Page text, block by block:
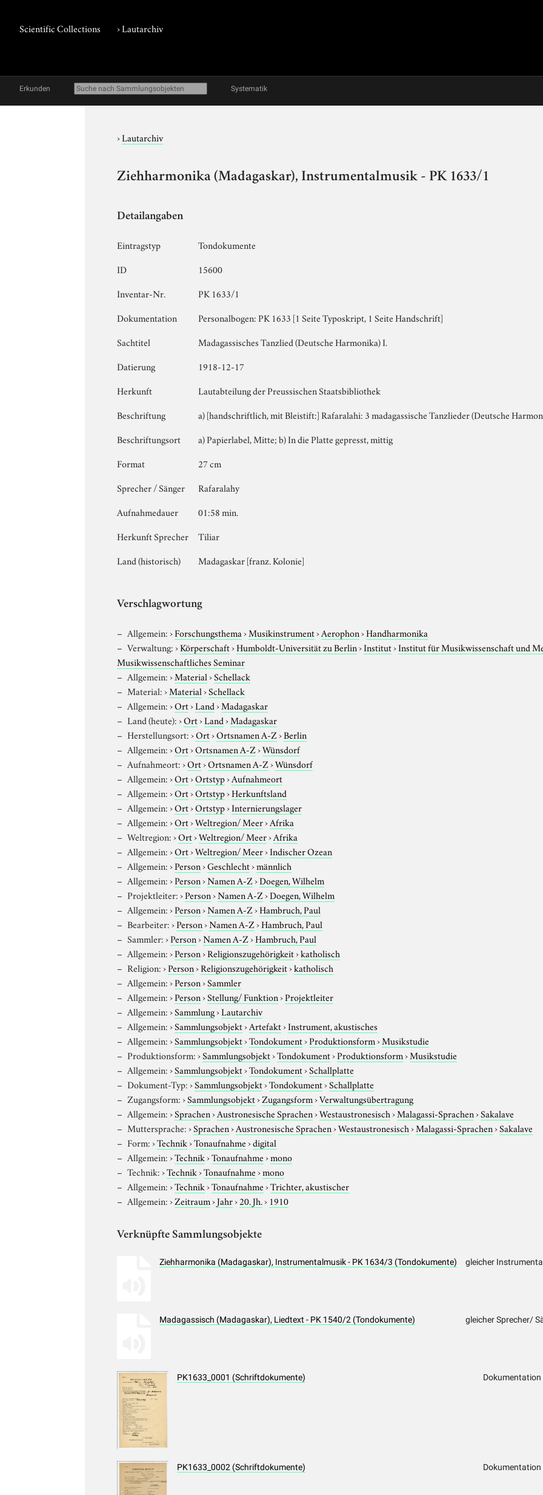
Scientific Collections ›Lautarchiv
Erkunden Systematik
›Lautarchiv
Ziehharmonika (Madagaskar), Instrumentalmusik - PK 1633/1
Detailangaben
Eintragstyp
Tondokumente
ID
15600
Inventar-Nr.
PK 1633/1
Dokumentation
Personalbogen: PK 1633 [1 Seite Typoskript, 1 Seite Handschrift]
Sachtitel
Madagassisches Tanzlied (Deutsche Harmonika) I.
Datierung
1918-12-17
Herkunft
Lautabteilung der Preussischen Staatsbibliothek
Beschriftung
a) [handschriftlich, mit Bleistift:] Rafaralahi: 3 madagassische Tanzlieder (Deutsche
Beschriftungsort
a) Papierlabel, Mitte; b) In die Platte gepresst, mittig
Format
27 cm
Sprecher / Sänger
Rafaralahy
Aufnahmedauer
01:58 min.
Herkunft Sprecher
Tiliar
Land (historisch)
Madagaskar [franz. Kolonie]
Verschlagwortung
Allgemein:›Forschungsthema›Musikinstrument›Aerophon›Handharmonika
Verwaltung:›Körperschaft›Humboldt-Universität zu Berlin›Institut›Institut für Musikwissenschaft und
Musikwissenschaftliches Seminar
Allgemein:›Material›Schellack
Material:›Material›Schellack
Allgemein:›Ort›Land›Madagaskar
Land (heute):›Ort›Land›Madagaskar
Herstellungsort:›Ort›Ortsnamen A-Z›Berlin
Allgemein:›Ort›Ortsnamen A-Z›Wünsdorf
Aufnahmeort:›Ort›Ortsnamen A-Z›Wünsdorf
Allgemein:›Ort›Ortstyp›Aufnahmeort
Allgemein:›Ort›Ortstyp›Herkunftsland
Allgemein:›Ort›Ortstyp›Internierungslager
Allgemein:›Ort›Weltregion/ Meer›Afrika
Weltregion:›Ort›Weltregion/ Meer›Afrika
Allgemein:›Ort›Weltregion/ Meer›Indischer Ozean
Allgemein:›Person›Geschlecht›männlich
Allgemein:›Person›Namen A-Z›Doegen, Wilhelm
Projektleiter:›Person›Namen A-Z›Doegen, Wilhelm
Allgemein:›Person›Namen A-Z›Hambruch, Paul
Bearbeiter:›Person›Namen A-Z›Hambruch, Paul
Sammler:›Person›Namen A-Z›Hambruch, Paul
Allgemein:›Person›Religionszugehörigkeit›katholisch
Religion:›Person›Religionszugehörigkeit›katholisch
Allgemein:›Person›Sammler
Allgemein:›Person›Stellung/ Funktion›Projektleiter
Allgemein:›Sammlung›Lautarchiv
Allgemein:›Sammlungsobjekt›Artefakt›Instrument, akustisches
Allgemein:›Sammlungsobjekt›Tondokument›Produktionsform›Musikstudie
Produktionsform:›Sammlungsobjekt›Tondokument›Produktionsform›Musikstudie
Allgemein:›Sammlungsobjekt›Tondokument›Schallplatte
Dokument-Typ:›Sammlungsobjekt›Tondokument›Schallplatte
Zugangsform:›Sammlungsobjekt›Zugangsform›Verwaltungsübertragung
Allgemein:›Sprachen›Austronesische Sprachen›Westaustronesisch›Malagassi-Sprachen›Sakalave
Muttersprache:›Sprachen›Austronesische Sprachen›Westaustronesisch›Malagassi-Sprachen›Sakalave
Form:›Technik›Tonaufnahme›digital
Allgemein:›Technik›Tonaufnahme›mono
Technik:›Technik›Tonaufnahme›mono
Allgemein:›Technik›Tonaufnahme›Trichter, akustischer
Allgemein:›Zeitraum›Jahr›20. Jh.› 1910
Verknüpfte Sammlungsobjekte
Ziehharmonika (Madagaskar), Instrumentalmusik - PK 1634/3 (Tondokumente) gleicher
Madagassisch (Madagaskar), Liedtext - PK 1540/2 (Tondokumente) gleicher Sprecher/
PK1633_0001 (Schriftdokumente) Dokumentation
PK1633_0002 (Schriftdokumente) Dokumentation